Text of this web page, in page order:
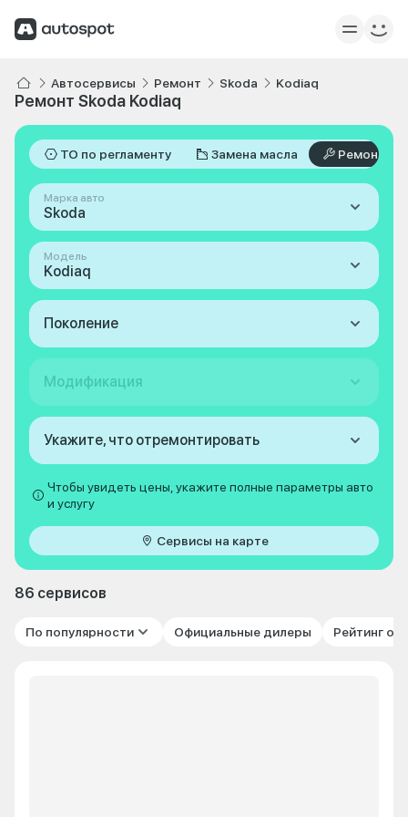
Автосервисы Ремонт Skoda Kodiaq
Ремонт Skoda Kodiaq
ТО по регламенту Замена масла Ремонт
Марка авто
Skoda
Модель
Kodiaq
Поколение
Модификация
Укажите, что отремонтировать
Чтобы увидеть цены, укажите полные параметры авто
и услугу
Сервисы на карте
86 сервисов
По популярности Официальные дилеры Рейтинг